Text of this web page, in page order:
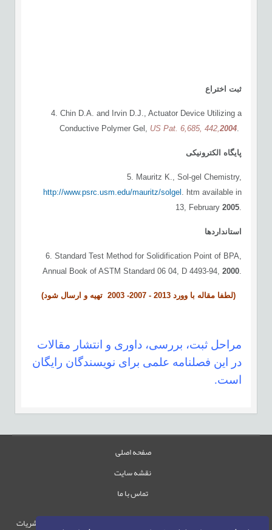
ثبت اختراع
4. Chin D.A. and Irvin D.J., Actuator Device Utilizing a
Conductive Polymer Gel,US Pat. 6,685, 442,2004
پایگاه الکترونیکی
5. Mauritz K., Sol-gel Chemistry,
http://www.psrc.usm.edu/mauritz/solgel
. htm available in
13, February2005
استانداردها
6. Standard Test Method for Solidification Point of BPA,
Annual Book of ASTM Standard 06 04, D 4493-94,2000
مراحل ثبت، بررسی، داوری و انتشار مقالات
در اين فصلنامه علمی برای نویسندگان رایگان
است.
صفحه اصلی
نقشه سایت
تماس با ما
حقوق این وب‌سایت متعلق به سامانه مدیریت نشریات